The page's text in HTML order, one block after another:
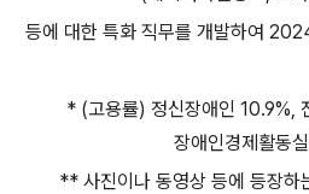
등에 대한 특화 직무를 개발하여
* (고용률) 정신장애인 10.9%,
장애인경제활동
** 사진이나 동영상 등에 등장하